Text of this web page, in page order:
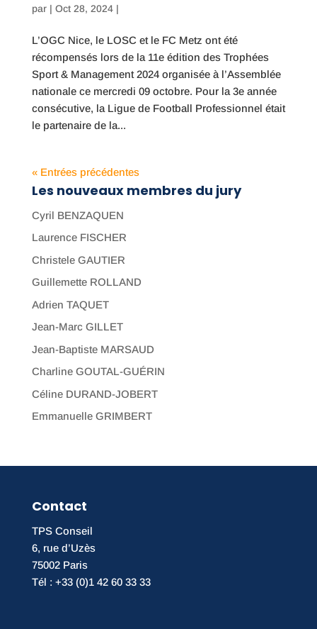
par | Oct 28, 2024|
L’OGC Nice, le LOSC et le FC Metz ont été
récompensés lors de la 11e édition des Trophées
Sport & Management 2024 organisée à l’Assemblée
nationale ce mercredi 09 octobre. Pour la 3e année
consécutive, la Ligue de Football Professionnel était
le partenaire de la...
« Entrées précédentes
Les nouveaux membres du jury
Cyril BENZAQUEN
Laurence FISCHER
Christele GAUTIER
Guillemette ROLLAND
Adrien TAQUET
Jean-Marc GILLET
Jean-Baptiste MARSAUD
Charline GOUTAL-GUÉRIN
Céline DURAND-JOBERT
Emmanuelle GRIMBERT
Contact
TPS Conseil
6, rue d’Uzès
75002 Paris
Tél : +33 (0)1 42 60 33 33